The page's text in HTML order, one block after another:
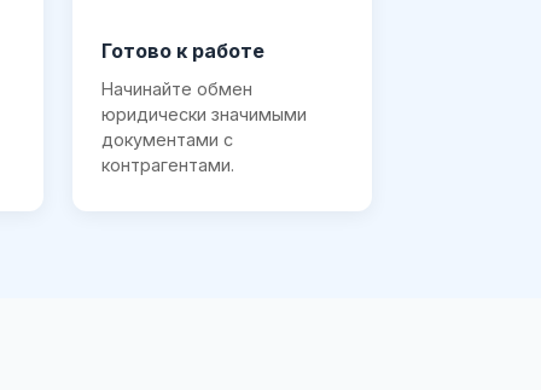
Готово к работе
Начинайте обмен
юридически значимыми
документами с
контрагентами.